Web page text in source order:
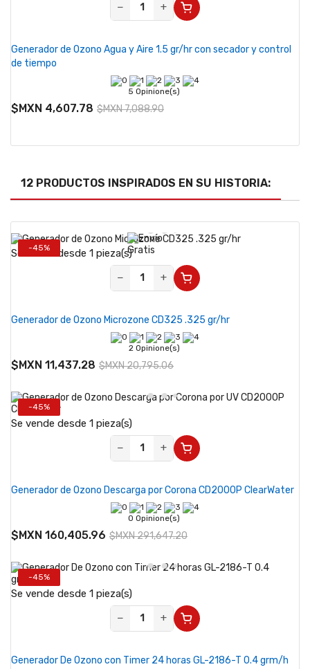
−
+
Generador de Ozono Agua y Aire 1.5 gr/hr con secador y control
de tiempo
5 Opinione(s)
$MXN 4,607.78 $MXN 7,088.90
12 PRODUCTOS INSPIRADOS EN SU HISTORIA:
-45%
Se vende desde 1 pieza(s)
−
+
Generador de Ozono Microzone CD325 .325 gr/hr
2 Opinione(s)
$MXN 11,437.28 $MXN 20,795.06
-45%
Se vende desde 1 pieza(s)
−
+
Generador de Ozono Descarga por Corona CD2000P ClearWater
0 Opinione(s)
$MXN 160,405.96 $MXN 291,647.20
-45%
Se vende desde 1 pieza(s)
−
+
Generador De Ozono con Timer 24 horas GL-2186-T 0.4 grm/h